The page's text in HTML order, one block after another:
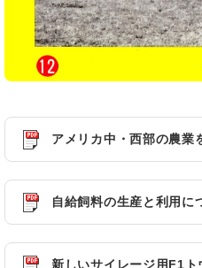
アメリカ中・西部の農
自給飼料の生産と利用
新しいサイレージ用F1